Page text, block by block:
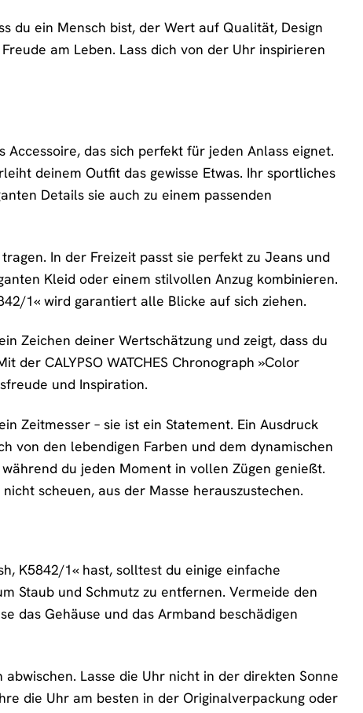
du ein Mensch bist, der Wert auf Qualität, Design
am Leben. Lass dich von der Uhr inspirieren
Accessoire, das sich perfekt für jeden Anlass eignet.
deinem Outfit das gewisse Etwas. Ihr sportliches
Details sie auch zu einem passenden
In der Freizeit passt sie perfekt zu Jeans und
Kleid oder einem stilvollen Anzug kombinieren.
1« wird garantiert alle Blicke auf sich ziehen.
Zeichen deiner Wertschätzung und zeigt, dass du
CALYPSO WATCHES Chronograph »Color
und Inspiration.
Zeitmesser – sie ist ein Statement. Ein Ausdruck
von den lebendigen Farben und dem dynamischen
du jeden Moment in vollen Zügen genießt.
scheuen, aus der Masse herauszustechen.
K5842/1« hast, solltest du einige einfache
Staub und Schmutz zu entfernen. Vermeide den
das Gehäuse und das Armband beschädigen
Lasse die Uhr nicht in der direkten Sonne
die Uhr am besten in der Originalverpackung oder